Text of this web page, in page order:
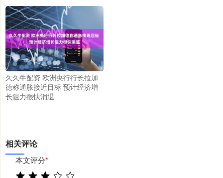
久久牛配资 欧洲央行行长拉加
德称通胀接近目标 预计经济增
长阻力很快消退
相关评论
本文评分*